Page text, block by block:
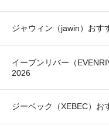
ジャウィン（jawin）おす
イーブンリバー（
2026
ジーベック（XEBEC）お